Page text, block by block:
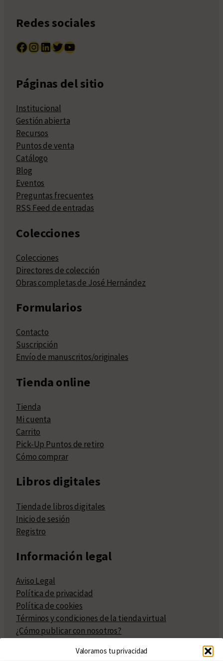
Valoramos tu privacidad
Redes sociales
Facebook InstagramLinkedIn Twitter YouTube
Páginas del sitio
Institucional
Gestión abierta
Recursos
Puntos de venta
Catálogo
Blog
Eventos
Preguntas frecuentes
RSS Feed de entradas
Colecciones
Colecciones
Directores de colección
Obras completas de José Hernández
Formularios
Contacto
Suscripción
Envío de manuscritos/originales
Tienda online
Tienda
Mi cuenta
Carrito
Pick-Up Puntos de retiro
Cómo comprar
Libros digitales
Tienda de libros digitales
Inicio de sesión
Registro
Información legal
Aviso Legal
Política de privacidad
Política de cookies
Términos y condiciones de la tienda virtual
¿Cómo publicar con nosotros?
Políticas de publicación